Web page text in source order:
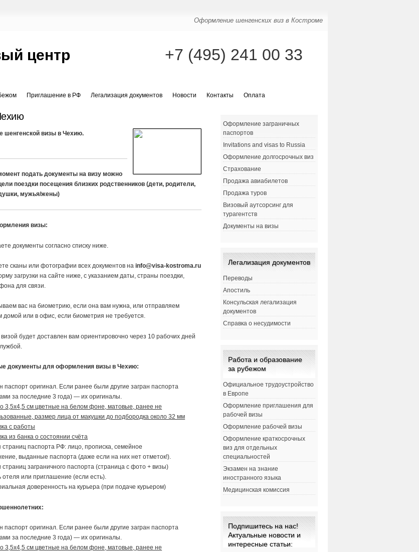
Оформление шенгенских виз в Костроме
центр +7 (495) 241 00 33
Приглашение в РФ Легализация документов Новости Контакты Оплата
шенгенской визы в Чехию.
подать документы на визу можно
поездки посещения близких родственников (дети, родители,
мужья/жены)
визы:
документы согласно списку ниже.
сканы или фотографии всех документов наinfo@visa-kostroma.ru
загрузки на сайте ниже, с указанием даты, страны поездки,
для связи.
вас на биометрию, если она вам нужна, или отправляем
домой или в офис, если биометрия не требуется.
будет доставлен вам ориентировочно через 10 рабочих дней
документы для оформления визы в Чехию:
паспорт оригинал. Если ранее были другие загран паспорта
за последние 3 года) — их оригиналы.
3,5х4,5 см цветные на белом фоне, матовые, ранее не
размер лица от макушки до подбородка около 32 мм
с работы
из банка о состоянии счёта
страниц паспорта РФ: лицо, прописка, семейное
выданные паспорта (даже если на них нет отметок!).
страниц заграничного паспорта (страница с фото + визы)
отеля или приглашение (если есть).
доверенность на курьера (при подаче курьером)
паспорт оригинал. Если ранее были другие загран паспорта
за последние 3 года) — их оригиналы.
3,5х4,5 см цветные на белом фоне, матовые, ранее не
Оформление заграничных
паспортов
Invitations and visas to Russia
Оформление долгосрочных виз
Страхование
Продажа авиабилетов
Продажа туров
Визовый аутсорсинг для
турагентств
Документы на визы
Легализация документов
Переводы
Апостиль
Консульская легализация
документов
Справка о несудимости
Работа и образование
за рубежом
Официальное трудоустройство
в Европе
Оформление приглашения для
рабочей визы
Оформление рабочей визы
Оформление краткосрочных
виз для отдельных
специальностей
Экзамен на знание
иностранного языка
Медицинская комиссия
Подпишитесь на нас!
Актуальные новости и
интересные статьи: